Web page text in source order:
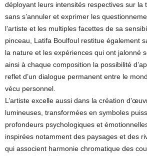
déployant leurs intensités respectives sur la
sans s’annuler et exprimer les
l’artiste et les multiples facettes de sa
pinceau, Latifa Boulfoul restitue également
la nature et les expériences qui ont jalonné
ainsi à chaque composition la possibilité
reflet d’un dialogue permanent entre le
vécu personnel.
L’artiste excelle aussi dans la création
lumineuses, transformées en symboles
profondeurs psychologiques et
inspirées notamment des paysages et des
qui associent harmonie chromatique des